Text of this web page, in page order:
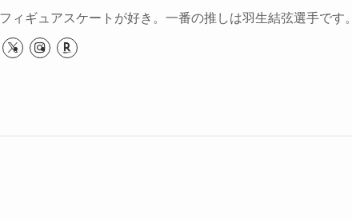
フィギュアスケートが好き。一番の推しは羽生結弦選手です。